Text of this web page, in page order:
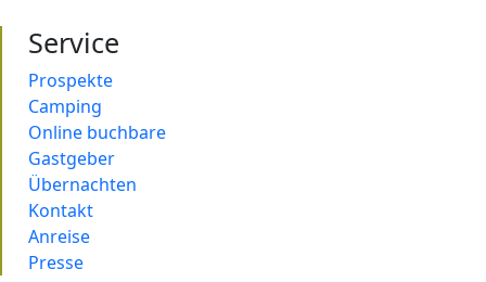
Service
Prospekte
Camping
Online buchbare
Gastgeber
Übernachten
Kontakt
Anreise
Presse